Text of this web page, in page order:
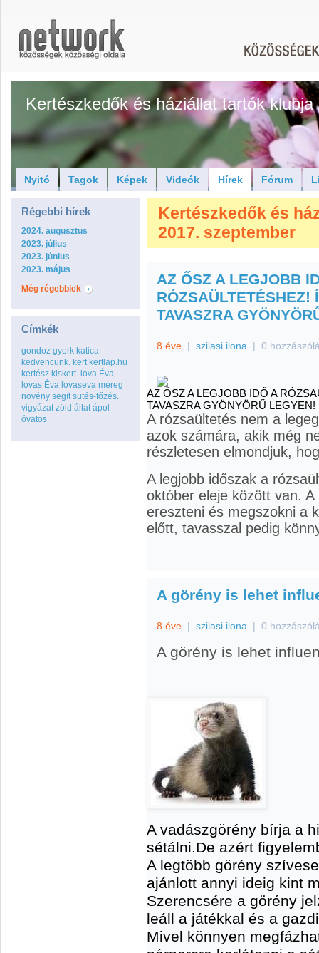
Kertészkedők és háziállat tartók klubja
Nyitó Tagok Képek Videók Hírek Fórum
Régebbi hírek
2024. augusztus
2023. július
2023. június
2023. május
Még régebbiek
Címkék
gondoz gyerk katica
kedvencünk. kert kertlap.hu
kertész kiskert. lova Éva
lovas Éva lovaseva méreg
növény segít sütés-főzés.
vigyázat zöld állat ápol
óvatos
Kertészkedők és
2017. szeptember
AZ ŐSZ A LEGJOBB
RÓZSAÜLTETÉSHEZ!
TAVASZRA
8 éve | szilasi ilona | 0
AZ ŐSZ A LEGJOBB IDŐ A
TAVASZRA GYÖNYÖRŰ LEGYEN!
A rózsaültetés nem a
azok számára, akik még
részletesen elmondjuk,
A legjobb időszak a
október eleje között van.
ereszteni és megszokni a
előtt, tavasszal pedig
A görény is lehet
8 éve | szilasi ilona | 0
A görény is lehet
A vadászgörény bírja a
sétálni.De azért
A legtöbb görény
ajánlott annyi ideig kint
Szerencsére a görény
leáll a játékkal és a
Mivel könnyen